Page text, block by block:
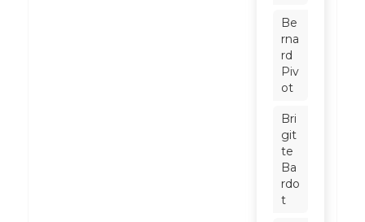
Be
rna
rd
Piv
ot
Bri
git
te
Ba
rdo
t